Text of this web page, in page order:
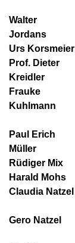
Walter
Jordans
Urs Korsmeier
Prof. Dieter
Kreidler
Frauke
Kuhlmann
Paul Erich
Müller
Rüdiger Mix
Harald Mohs
Claudia Natzel
Gero Natzel